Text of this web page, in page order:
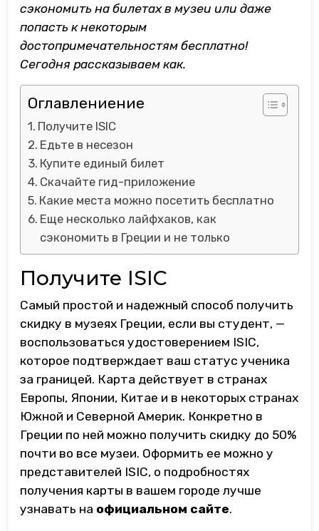
сэкономить на билетах в музеи или даже
попасть к некоторым
достопримечательностям бесплатно!
Сегодня рассказываем как.
Оглавлениение
Получите ISIC
Едьте в несезон
Купите единый билет
Скачайте гид-приложение
Какие места можно посетить бесплатно
Еще несколько лайфхаков, как
сэкономить в Греции и не только
Получите ISIC
Самый простой и надежный способ получить
скидку в музеях Греции, если вы студент, —
воспользоваться удостоверением ISIC,
которое подтверждает ваш статус ученика
за границей. Карта действует в странах
Европы, Японии, Китае и в некоторых странах
Южной и Северной Америк. Конкретно в
Греции по ней можно получить скидку до 50%
почти во все музеи. Оформить ее можно у
представителей ISIC, о подробностях
получения карты в вашем городе лучше
узнавать на официальном сайте.